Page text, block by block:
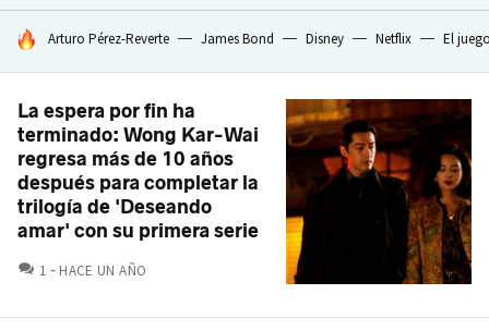
HOY SE HABLA DE
Arturo Pérez-Reverte James Bond Disney Netflix El
La espera por fin ha
terminado: Wong Kar-Wai
regresa más de 10 años
después para completar la
trilogía de 'Deseando
amar' con su primera serie
1 COMENTARIOS
HACE UN AÑO